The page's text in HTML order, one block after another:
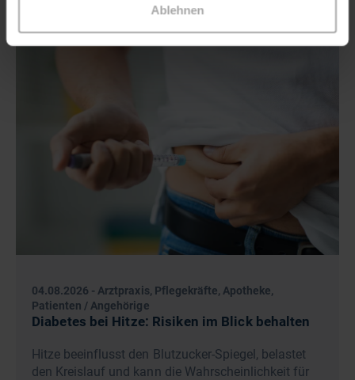
Ablehnen
04.08.2026 - Arztpraxis, Pflegekräfte, Apotheke,
Patienten / Angehörige
Diabetes bei Hitze: Risiken im Blick behalten
Hitze beeinflusst den Blutzucker-Spiegel, belastet
den Kreislauf und kann die Wahrscheinlichkeit für